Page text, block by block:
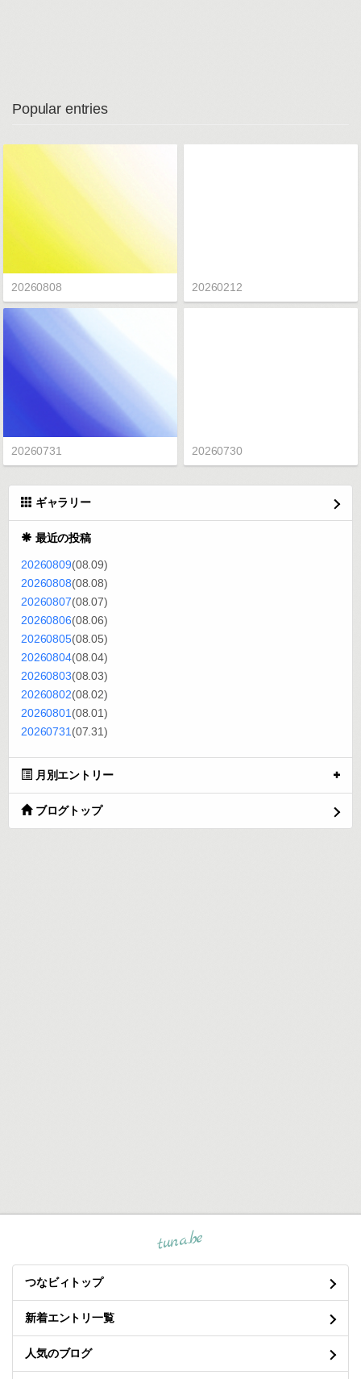
Popular entries
20260808 20260212
20260731 20260730
ギャラリー
最近の投稿
20260809(08.09)
20260808(08.08)
20260807(08.07)
20260806(08.06)
20260805(08.05)
20260804(08.04)
20260803(08.03)
20260802(08.02)
20260801(08.01)
20260731(07.31)
月別エントリー
ブログトップ
tuna.be
つなビィトップ
新着エントリ一覧
人気のブログ